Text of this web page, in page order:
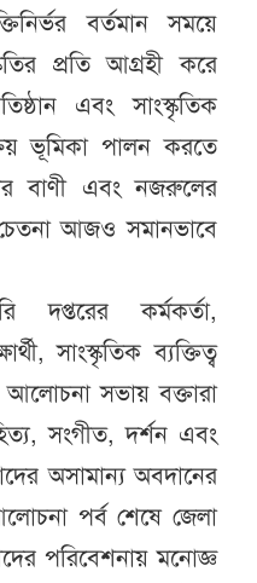
বর্তমান সময়ে
প্রতি আগ্রহী করে
এবং সাংস্কৃতিক
ভূমিকা পালন করতে
বাণী এবং নজরুলের
আজও সমানভাবে
দপ্তরের কর্মকর্তা,
সাংস্কৃতিক ব্যক্তিত্ব
সভায় বক্তারা
সংগীত, দর্শন এবং
অসামান্য অবদানের
পর্ব শেষে জেলা
পরিবেশনায় মনোজ্ঞ